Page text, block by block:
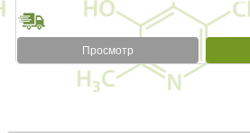
Просмотр